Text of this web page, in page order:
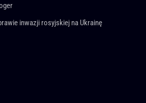
inwazji rosyjskiej na Ukrainę